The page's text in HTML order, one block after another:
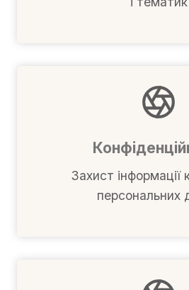
Захист інформації
персональних